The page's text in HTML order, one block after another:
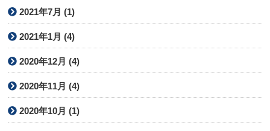
2021年7月 (1)
2021年1月 (4)
2020年12月 (4)
2020年11月 (4)
2020年10月 (1)